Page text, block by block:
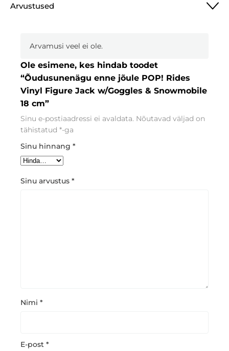
Arvustused
Arvamusi veel ei ole.
Ole esimene, kes hindab toodet
“Õudusunenägu enne jõule POP! Rides
Vinyl Figure Jack w/Goggles & Snowmobile
18 cm”
Sinu e-postiaadressi ei avaldata. Nõutavad väljad on
tähistatud *-ga
Sinu hinnang *
Sinu arvustus *
Nimi *
E-post *